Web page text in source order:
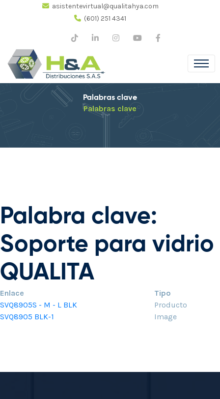
asistentevirtual@qualitahya.com
(601) 251 4341
Palabras clave
Palabras clave
Palabra clave:
Soporte para vidrio
QUALITA
Enlace
Tipo
SVQ8905S - M - L BLK
Producto
SVQ8905 BLK-1
Image